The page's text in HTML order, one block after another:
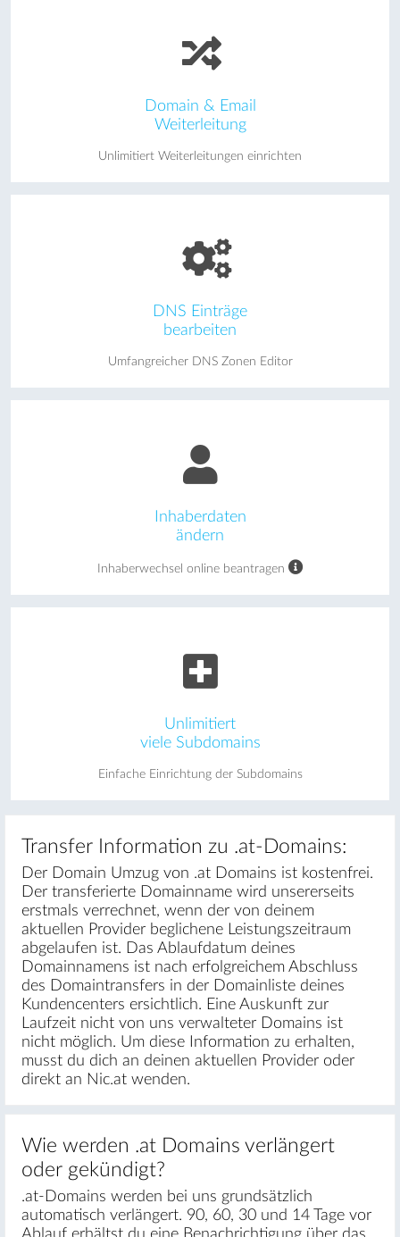
Domain & Email
Weiterleitung
Unlimitiert Weiterleitungen einrichten
DNS Einträge
bearbeiten
Umfangreicher DNS Zonen Editor
Inhaberdaten
ändern
Inhaberwechsel online beantragen
Unlimitiert
viele Subdomains
Einfache Einrichtung der Subdomains
Transfer Information zu .at-Domains:
Der Domain Umzug von .at Domains ist kostenfrei.
Der transferierte Domainname wird unsererseits
erstmals verrechnet, wenn der von deinem
aktuellen Provider beglichene Leistungszeitraum
abgelaufen ist. Das Ablaufdatum deines
Domainnamens ist nach erfolgreichem Abschluss
des Domaintransfers in der Domainliste deines
Kundencenters ersichtlich. Eine Auskunft zur
Laufzeit nicht von uns verwalteter Domains ist
nicht möglich. Um diese Information zu erhalten,
musst du dich an deinen aktuellen Provider oder
direkt an Nic.at wenden.
Wie werden .at Domains verlängert
oder gekündigt?
.at-Domains werden bei uns grundsätzlich
automatisch verlängert. 90, 60, 30 und 14 Tage vor